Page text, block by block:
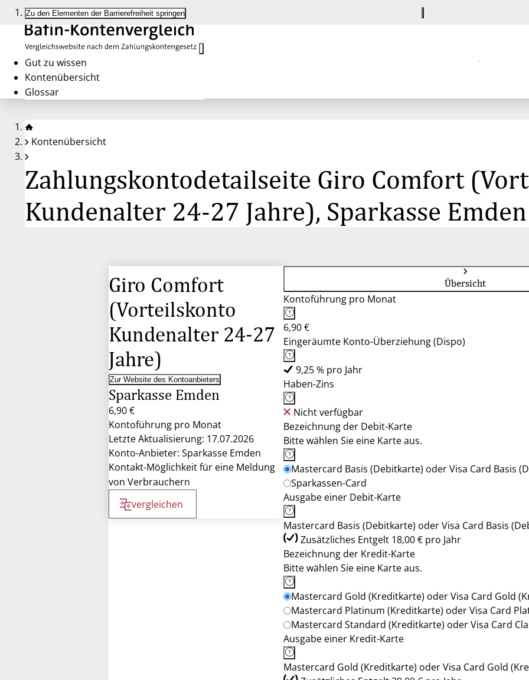
Zu den Elementen der Barrierefreiheit springen
Gut zu wissen
Kontenübersicht
Glossar
Kontenübersicht
Zahlungskontodetailseite Giro Comfort
Kundenalter 24-27 Jahre), Sparkasse Emden
Giro Comfort
(Vorteilskonto
Kundenalter 24-27
Jahre)
Zur Website des Kontoanbieters
Sparkasse Emden
6,90 €
Kontoführung pro Monat
Letzte Aktualisierung: 17.07.2026
Konto-Anbieter: Sparkasse Emden
Kontakt-Möglichkeit für eine Meldung
von Verbrauchern
vergleichen
Übersicht
Kontoführung pro Monat
6,90 €
Eingeräumte Konto-Überziehung (Dispo)
9,25 % pro Jahr
Haben-Zins
Nicht verfügbar
Bezeichnung der Debit-Karte
Bitte wählen Sie eine Karte aus.
Mastercard Basis (Debitkarte) oder Visa Card Basis
Sparkassen-Card
Ausgabe einer Debit-Karte
Mastercard Basis (Debitkarte) oder Visa Card Basis
Zusätzliches Entgelt 18,00 € pro Jahr
Bezeichnung der Kredit-Karte
Bitte wählen Sie eine Karte aus.
Mastercard Gold (Kreditkarte) oder Visa Card Gold
Mastercard Platinum (Kreditkarte) oder Visa Card
Mastercard Standard (Kreditkarte) oder Visa Card
Ausgabe einer Kredit-Karte
Mastercard Gold (Kreditkarte) oder Visa Card Gold